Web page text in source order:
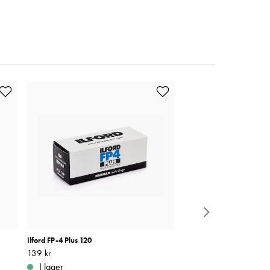
Ilford FP-4 Plus 120
Pris: 139 kr
139 kr
I lager